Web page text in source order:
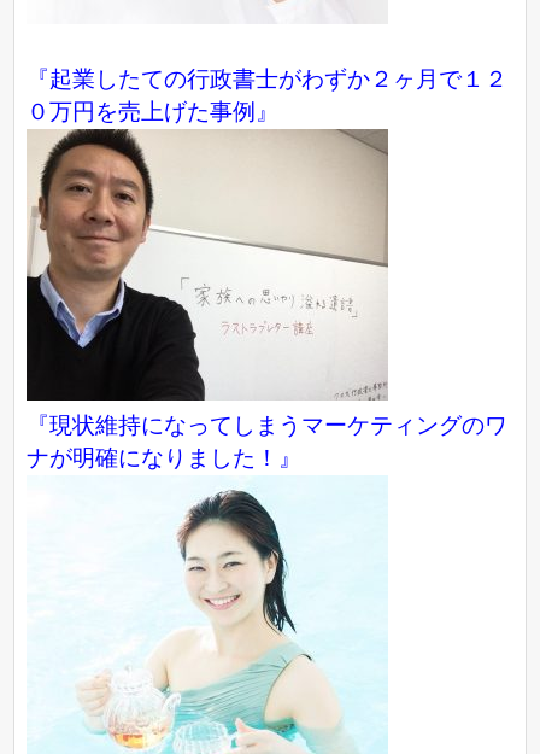
『起業したての行政書士がわずか２ヶ月で１２
０万円を売上げた事例』
『現状維持になってしまうマーケティングのワ
ナが明確になりました！』